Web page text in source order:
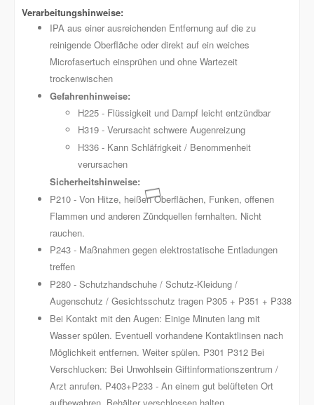
IPA aus einer ausreichenden Entfernung auf die zu
reinigende Oberfläche oder direkt auf ein weiches
Microfasertuch einsprühen und ohne Wartezeit
trockenwischen
Gefahrenhinweise:
H225 - Flüssigkeit und Dampf leicht entzündbar
H319 - Verursacht schwere Augenreizung
H336 - Kann Schläfrigkeit / Benommenheit
verursachen
Sicherheitshinweise:
P210 - Von Hitze, heißen Oberflächen, Funken, offenen
Flammen und anderen Zündquellen fernhalten. Nicht
rauchen.
P243 - Maßnahmen gegen elektrostatische Entladungen
treffen
P280 - Schutzhandschuhe / Schutz-Kleidung /
Augenschutz / Gesichtsschutz tragen P305 + P351 + P338
Bei Kontakt mit den Augen: Einige Minuten lang mit
Wasser spülen. Eventuell vorhandene Kontaktlinsen nach
Möglichkeit entfernen. Weiter spülen. P301 P312 Bei
Verschlucken: Bei Unwohlsein Giftinformationszentrum /
Arzt anrufen. P403+P233 - An einem gut belüfteten Ort